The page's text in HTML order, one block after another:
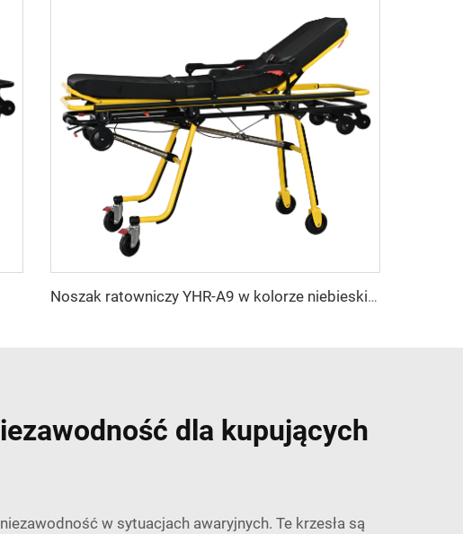
Noszak ratowniczy YHR-A9 w kolorze niebieskim
dla kupujących
w sytuacjach awaryjnych. Te krzesła są